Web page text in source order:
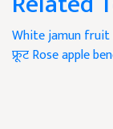
White jamun fruit
फ्रूटRose apple